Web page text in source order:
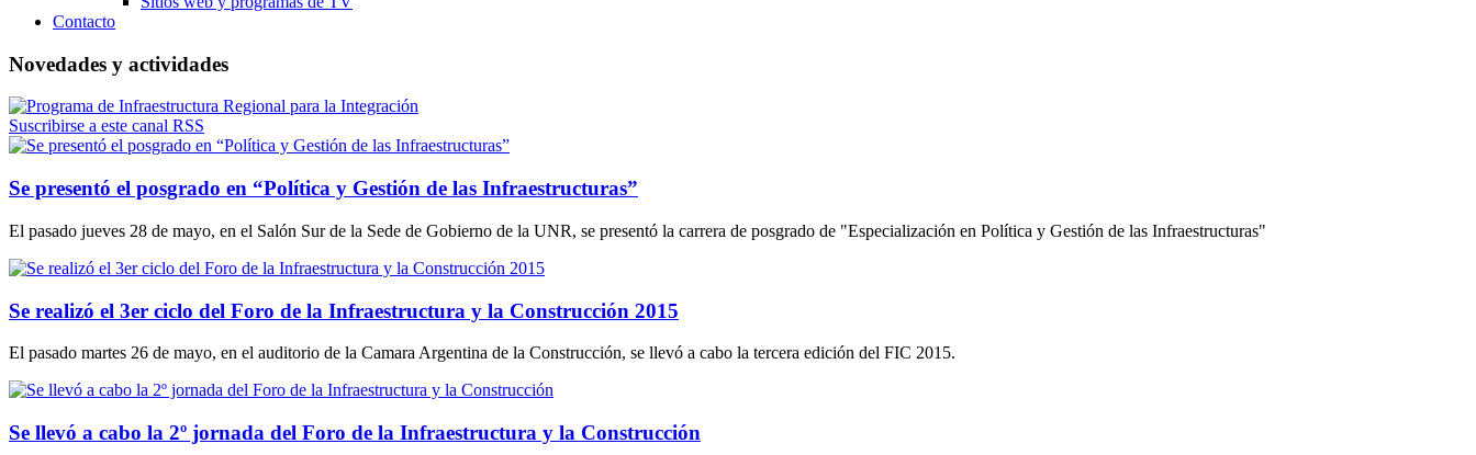
Contacto
Novedades y actividades
Suscribirse a este canal RSS
Se presentó el posgrado en “Política y Gestión de las Infraestructuras”
El pasado jueves 28 de mayo, en el Salón Sur de la Sede de Gobierno de la UNR, se presentó la carrera de posgrado de "Especialización en Política y Gestión de las Infraestructuras"
Se realizó el 3er ciclo del Foro de la Infraestructura y la Construcción 2015
El pasado martes 26 de mayo, en el auditorio de la Camara Argentina de la Construcción, se llevó a cabo la tercera edición del FIC 2015.
Se llevó a cabo la 2º jornada del Foro de la Infraestructura y la Construcción